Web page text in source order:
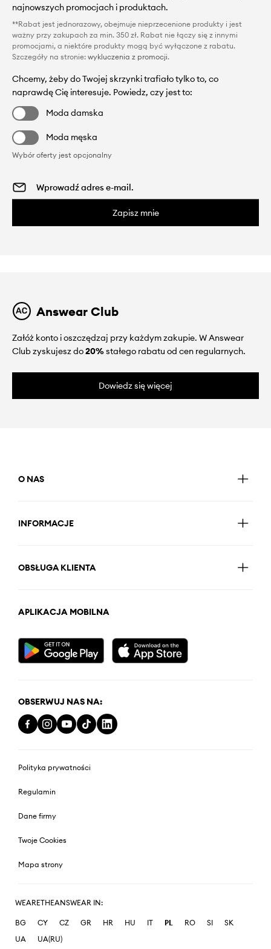
najnowszych promocjach i produktach.
**Rabat jest jednorazowy, obejmuje nieprzecenione produkty i jest
ważny przy zakupach za min. 350 zł. Rabat nie łączy się z innymi
promocjami, a niektóre produkty mogą być wyłączone z rabatu.
Szczegóły na stronie: wykluczenia z promocji.
Chcemy, żeby do Twojej skrzynki trafiało tylko to, co
naprawdę Cię interesuje. Powiedz, czy jest to:
Moda damska
Moda męska
Wybór oferty jest opcjonalny
Zapisz mnie
Answear Club
Załóż konto i oszczędzaj przy każdym zakupie. W Answear
Club zyskujesz do20%stałego rabatu od cen regularnych.
Dowiedz się więcej
O NAS
INFORMACJE
OBSŁUGA KLIENTA
APLIKACJA MOBILNA
OBSERWUJ NAS NA:
Polityka prywatności
Regulamin
Dane firmy
Twoje Cookies
Mapa strony
WEARETHEANSWEAR IN:
BG CY CZ GR HR HU IT PL RO SI
SK
UA
UA(RU)